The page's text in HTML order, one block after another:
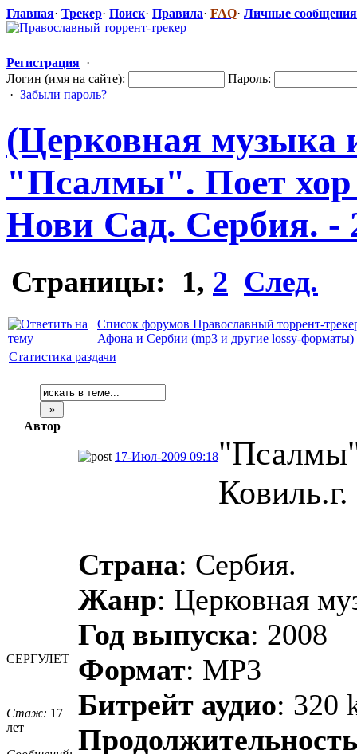
Главная· Трекер· Поиск· Правила· FAQ· Личные сообщения
Регистрация ·
Логин (имя на сайте):
Пароль:
· Забыли пароль?
(Церковная музыка
"Псалмы". Поет хор
Нови Сад. Сербия. -
Страницы: 1, 2 След.
Список форумов Православный торрент-
Афона и Сербии (mp3 и другие lossy-форматы)
Статистика раздачи
Автор
СЕРГУЛЕТ
Стаж: 17
лет
17-Июл-2009 09:18
Страна: Сербия.
Жанр: Церковная
Год выпуска: 2008
Формат: MP3
Битрейт аудио: 320
Продолжительность